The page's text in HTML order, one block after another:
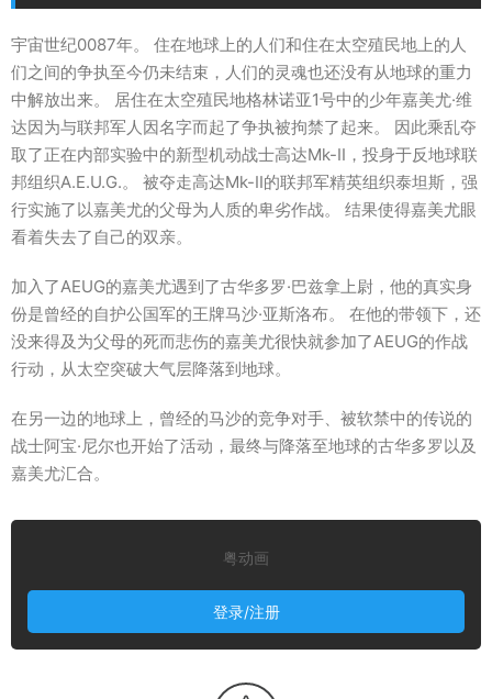
宇宙世纪0087年。 住在地球上的人们和住在太空殖民地上的人
们之间的争执至今仍未结束，人们的灵魂也还没有从地球的重力
中解放出来。 居住在太空殖民地格林诺亚1号中的少年嘉美尤·维
达因为与联邦军人因名字而起了争执被拘禁了起来。 因此乘乱夺
取了正在内部实验中的新型机动战士高达Mk-II，投身于反地球联
邦组织A.E.U.G.。 被夺走高达Mk-II的联邦军精英组织泰坦斯，强
行实施了以嘉美尤的父母为人质的卑劣作战。 结果使得嘉美尤眼
看着失去了自己的双亲。
加入了AEUG的嘉美尤遇到了古华多罗·巴兹拿上尉，他的真实身
份是曾经的自护公国军的王牌马沙·亚斯洛布。 在他的带领下，还
没来得及为父母的死而悲伤的嘉美尤很快就参加了AEUG的作战
行动，从太空突破大气层降落到地球。
在另一边的地球上，曾经的马沙的竞争对手、被软禁中的传说的
战士阿宝·尼尔也开始了活动，最终与降落至地球的古华多罗以及
嘉美尤汇合。
粤动画
登录/注册